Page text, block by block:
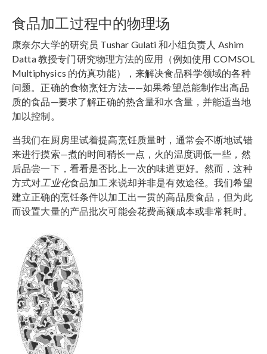
食品加工过程中的物理场
康奈尔大学的研究员 Tushar Gulati 和小组负责人 Ashim
Datta 教授专门研究物理方法的应用（例如使用 COMSOL
Multiphysics 的仿真功能），来解决食品科学领域的各种
问题。正确的食物烹饪方法——如果希望总能制作出高品
质的食品—要求了解正确的热含量和水含量，并能适当地
加以控制。
当我们在厨房里试着提高烹饪质量时，通常会不断地试错
来进行摸索—煮的时间稍长一点，火的温度调低一些，然
后品尝一下，看看是否比上一次的味道更好。然而，这种
方式对 工业化食品加工来说却并非是有效途径。我们希望
建立正确的烹饪条件以加工出一贯的高品质食品，但为此
而设置大量的产品批次可能会花费高额成本或非常耗时。